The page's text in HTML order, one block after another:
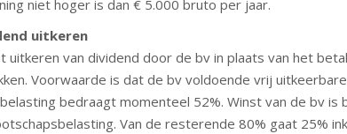
niet hoger is dan € 5.000 bruto per jaar.
uitkeren
uitkeren van dividend door de bv in plaats van het
Voorwaarde is dat de bv voldoende vrij
bedraagt momenteel 52%. Winst van de bv
Van de resterende 80% gaat 25%